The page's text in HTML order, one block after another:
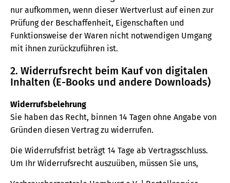
nur aufkommen, wenn dieser Wertverlust auf einen zur
Prüfung der Beschaffenheit, Eigenschaften und
Funktionsweise der Waren nicht notwendigen Umgang
mit ihnen zurückzuführen ist.
2. Widerrufsrecht beim Kauf von digitalen
Inhalten (E-Books und andere Downloads)
Widerrufsbelehrung
Sie haben das Recht, binnen 14 Tagen ohne Angabe von
Gründen diesen Vertrag zu widerrufen.
Die Widerrufsfrist beträgt 14 Tage ab Vertragsschluss.
Um Ihr Widerrufsrecht auszuüben, müssen Sie uns,